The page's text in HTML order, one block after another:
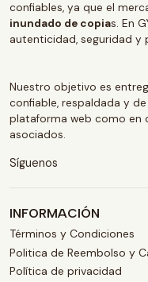
confiables, ya que el
inundado de copias. En
autenticidad, seguridad y
Nuestro objetivo es
confiable, respaldada y
plataforma web como en
asociados.
Síguenos
INFORMACIÓN
Términos y Condiciones
Politica de Reembolso y
Política de privacidad